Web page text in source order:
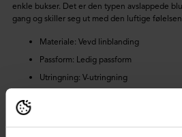
enkle bukser. Det er den typen avslappede
gang og skiller seg ut med den luftige
Materiale: Vevd linblanding
Passform: Ledig passform
Utringning: V-utringning
Lengde: 51 cm fra fremre skulder i